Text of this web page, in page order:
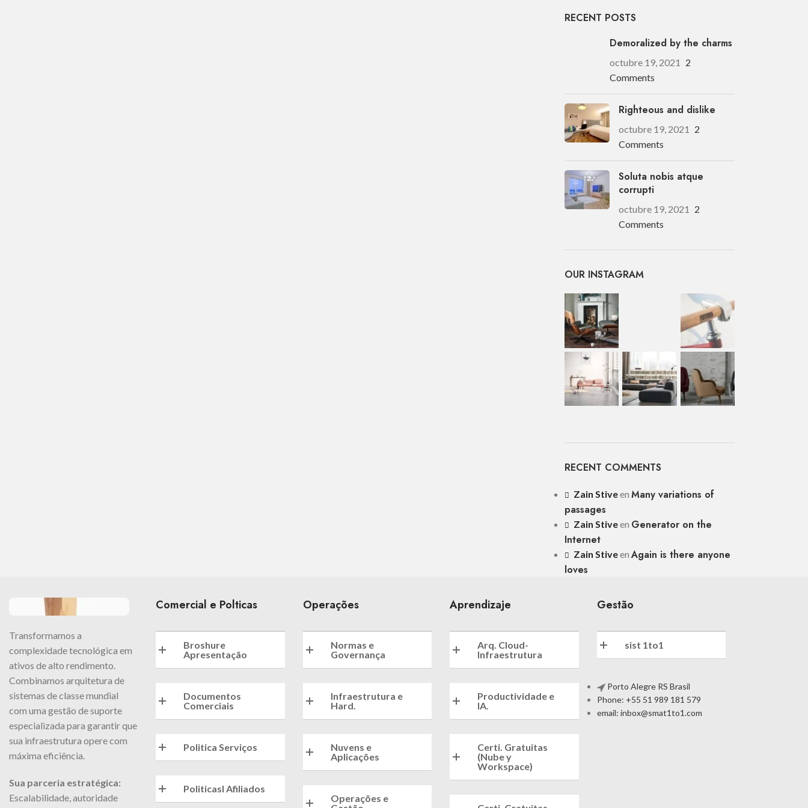
RECENT POSTS
Demoralized by the charms
octubre 19, 2021 2
Comments
Righteous and dislike
octubre 19, 2021 2
Comments
Soluta nobis atque
corrupti
octubre 19, 2021 2
Comments
OUR INSTAGRAM
RECENT COMMENTS
Zain Stiveen Many variations of
passages
Zain Stiveen Generator on the
Internet
Zain Stiveen Again is there anyone
loves
Transformamos a
complexidade tecnológica em
ativos de alto rendimento.
Combinamos arquitetura de
sistemas de classe mundial
com uma gestão de suporte
especializada para garantir que
sua infraestrutura opere com
máxima eficiência.
Sua parceria estratégica:
Escalabilidade, autoridade
Comercial e Polticas
Broshure
Apresentação
Documentos
Comerciais
Politica Serviços
Politicasl Afiliados
Operações
Normas e
Governança
Infraestrutura e
Hard.
Nuvens e
Aplicações
Operações e
Aprendizaje
Arq. Cloud-
Infraestrutura
Productividade e
IA.
Certi. Gratuitas
(Nube y
Workspace)
Gestão
sist 1to1
Porto Alegre RS Brasil
Phone: +55 51 989 181 579
email: inbox@smat1to1.com